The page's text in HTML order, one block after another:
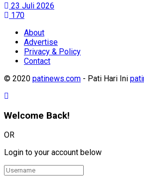
23 Juli 2026
170
About
Advertise
Privacy & Policy
Contact
© 2020 patinews.com - Pati Hari Ini
Welcome Back!
OR
Login to your account below